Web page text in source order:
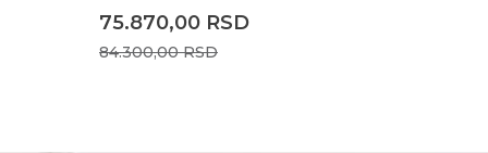
75.870,00 RSD
84.300,00RSD